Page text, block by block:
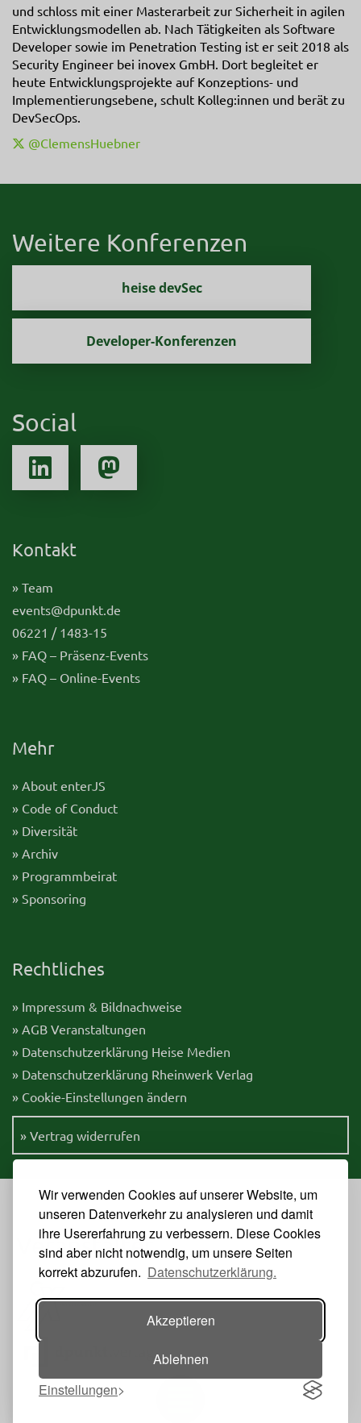
Wir verwenden Cookies auf unserer Website, um
unseren Datenverkehr zu analysieren und damit
ihre Usererfahrung zu verbessern. Diese Cookies
sind aber nicht notwendig, um unsere Seiten
korrekt abzurufen. Datenschutzerklärung.
Akzeptieren
Ablehnen
Einstellungen
und schloss mit einer Masterarbeit zur Sicherheit in agilen
Entwicklungsmodellen ab. Nach Tätigkeiten als Software
Developer sowie im Penetration Testing ist er seit 2018 als
Security Engineer bei inovex GmbH. Dort begleitet er
heute Entwicklungsprojekte auf Konzeptions- und
Implementierungsebene, schult Kolleg:innen und berät zu
DevSecOps.
@ClemensHuebner
Weitere Konferenzen
heise devSec
Developer-Konferenzen
Social
Kontakt
» Team
events@dpunkt.de
06221 / 1483-15
» FAQ – Präsenz-Events
» FAQ – Online-Events
Mehr
» About enterJS
» Code of Conduct
» Diversität
» Archiv
» Programmbeirat
» Sponsoring
Rechtliches
» Impressum & Bildnachweise
» AGB Veranstaltungen
» Datenschutzerklärung Heise Medien
» Datenschutzerklärung Rheinwerk Verlag
» Cookie-Einstellungen ändern
» Vertrag widerrufen
Veranstalter